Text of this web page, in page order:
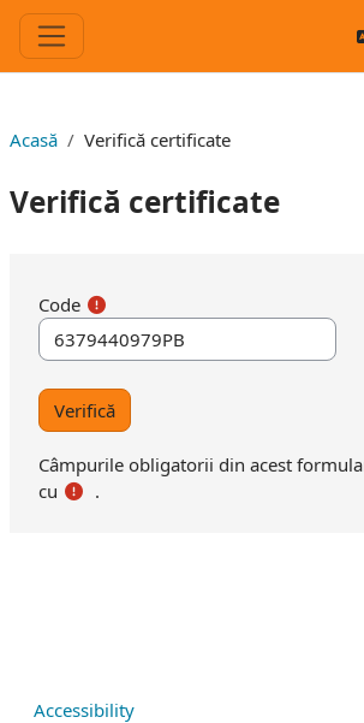
Salt la conţinutul principal
Panou lateral
Acasă Verifică certificate
Verifică certificate
Code
Câmpurile obligatorii din acest
cu
.
Accessibility